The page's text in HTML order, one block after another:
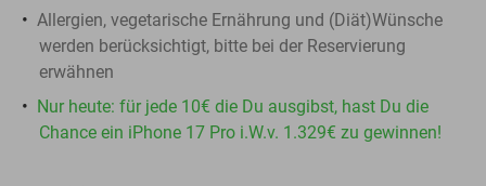
Allergien, vegetarische Ernährung und (Diät)Wünsche
werden berücksichtigt, bitte bei der Reservierung
erwähnen
Nur heute: für jede 10€ die Du ausgibst, hast Du die
Chance ein iPhone 17 Pro i.W.v. 1.329€ zu gewinnen!